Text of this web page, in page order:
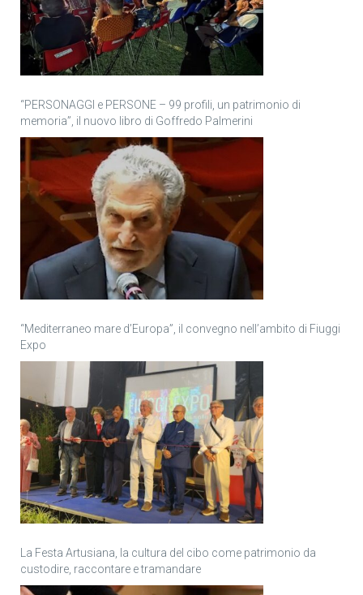
“PERSONAGGI e PERSONE – 99 profili, un patrimonio di
memoria”, il nuovo libro di Goffredo Palmerini
“Mediterraneo mare d’Europa”, il convegno nell’ambito di Fiuggi
Expo
La Festa Artusiana, la cultura del cibo come patrimonio da
custodire, raccontare e tramandare